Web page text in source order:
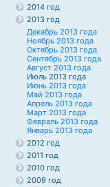
2014 год
2013 год
Декабрь 2013 года
Ноябрь 2013 года
Октябрь 2013 года
Сентябрь 2013 года
Август 2013 года
Июль 2013 года
Июнь 2013 года
Май 2013 года
Апрель 2013 года
Март 2013 года
Февраль 2013 года
Январь 2013 года
2012 год
2011 год
2010 год
2009 год